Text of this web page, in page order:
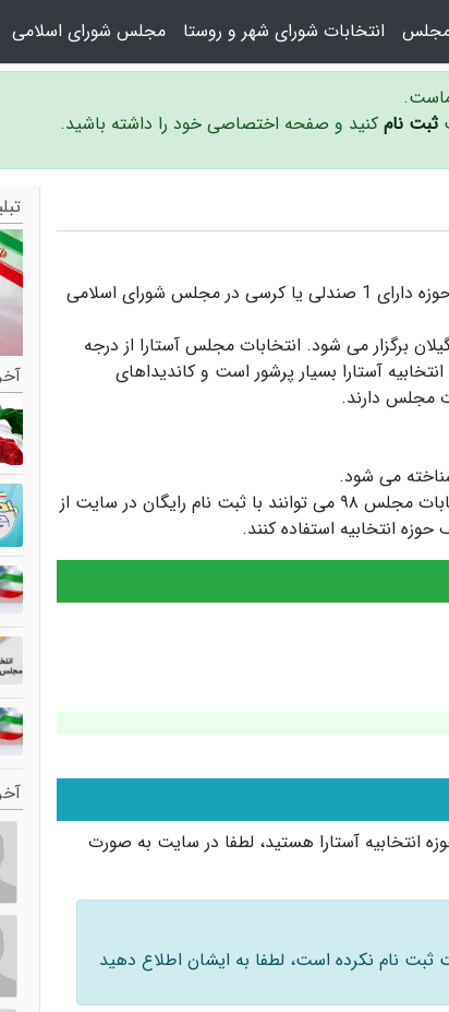
مجلس انتخابات شورای شهر و روستا مجلس شورای اسلامی
ثبت نام کنید و صفحه اختصاصی خود را داشته باشید.
حوزه انتخابیه آستارا در استان گیلان واقع شده است. این حوزه دارای 1 صندلی یا کرسی در مجلس شورای اسلامی
برگزار می شود. انتخابات مجلس آستارا از درجه
آستارا بسیار پرشور است و کاندیداهای
مجلس دارند.
می شود.
کاندیداها و سیاستمداران انتخابات مجلس یازدهم یا انتخابات مجلس ۹۸ می توانند با ثبت نام رایگان در سایت از
انتخابیه استفاده کنند.
انتخابیه آستارا هستید، لطفا در سایت به صورت
ثبت نام نکرده است، لطفا به ایشان اطلاع دهید